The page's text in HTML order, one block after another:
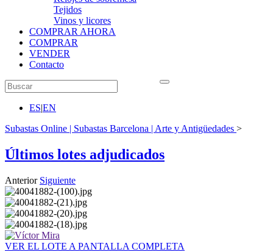
Tejidos
Vinos y licores
COMPRAR AHORA
COMPRAR
VENDER
Contacto
ES|EN
Subastas Online | Subastas Barcelona | Arte y Antigüedades >
Últimos lotes adjudicados
Anterior Siguiente
VER EL LOTE A PANTALLA COMPLETA